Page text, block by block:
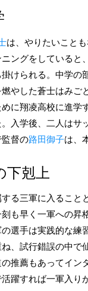
は、やりたいこと
ングをしていると
けられる。中学
やした蒼士はみ
に翔凌高校に進
入学後、二人は
督の路田御子は、
下剋上
る三軍に入ること
も早く一軍への
選手は実践的な
、試行錯誤の中で
推薦もあってイ
躍すれば一軍入り